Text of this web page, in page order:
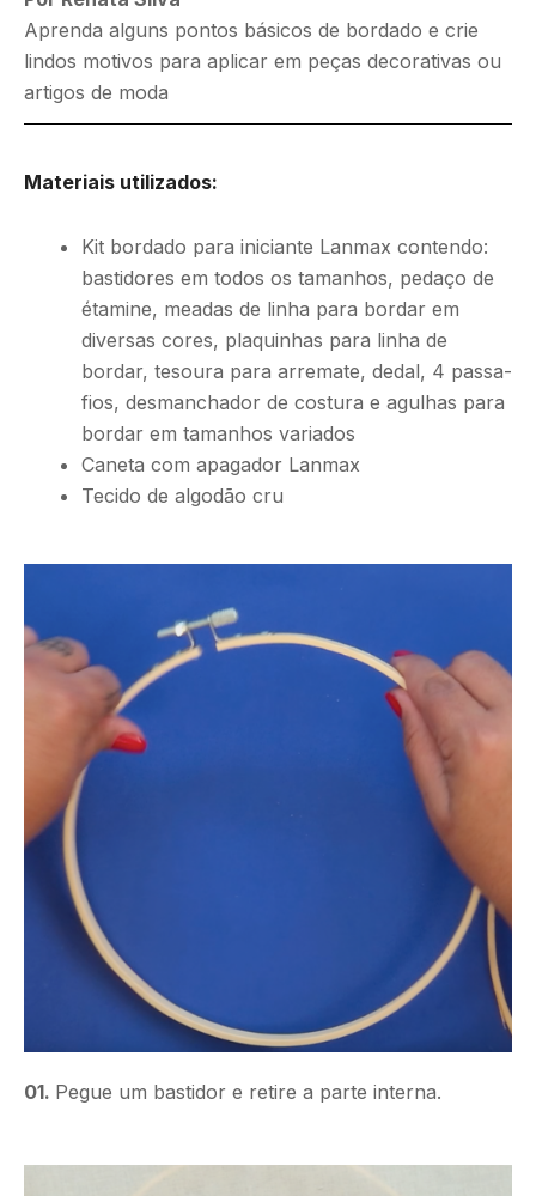
Aprenda alguns pontos básicos de bordado e crie
lindos motivos para aplicar em peças decorativas ou
artigos de moda
Materiais utilizados:
Kit bordado para iniciante Lanmax contendo:
bastidores em todos os tamanhos, pedaço de
étamine, meadas de linha para bordar em
diversas cores, plaquinhas para linha de
bordar, tesoura para arremate, dedal, 4 passa-
fios, desmanchador de costura e agulhas para
bordar em tamanhos variados
Caneta com apagador Lanmax
Tecido de algodão cru
01. Pegue um bastidor e retire a parte interna.